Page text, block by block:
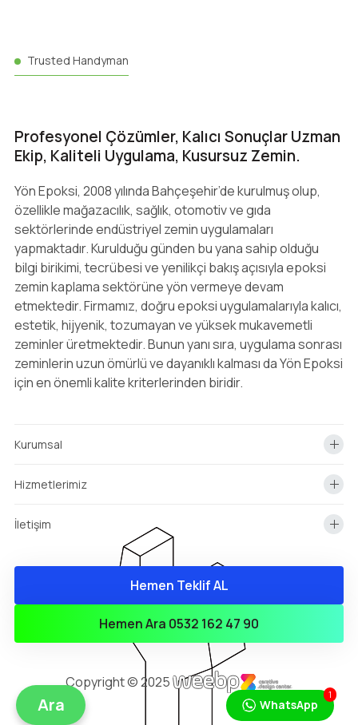
Trusted Handyman
Profesyonel Çözümler, Kalıcı Sonuçlar Uzman
Ekip, Kaliteli Uygulama, Kusursuz Zemin.
Yön Epoksi, 2008 yılında Bahçeşehir’de kurulmuş olup,
özellikle mağazacılık, sağlık, otomotiv ve gıda
sektörlerinde endüstriyel zemin uygulamaları
yapmaktadır. Kurulduğu günden bu yana sahip olduğu
bilgi birikimi, tecrübesi ve yenilikçi bakış açısıyla epoksi
zemin kaplama sektörüne yön vermeye devam
etmektedir. Firmamız, doğru epoksi uygulamalarıyla kalıcı,
estetik, hijyenik, tozumayan ve yüksek mukavemetli
zeminler üretmektedir. Bunun yanı sıra, uygulama sonrası
zeminlerin uzun ömürlü ve dayanıklı kalması da Yön Epoksi
için en önemli kalite kriterlerinden biridir.
Kurumsal
Hizmetlerimiz
İletişim
Hemen Teklif AL
Hemen Ara 0532 162 47 90
Copyright © 2025
WhatsApp
1
info@yonepoksi.com
0(532) 162 47 90
Ara